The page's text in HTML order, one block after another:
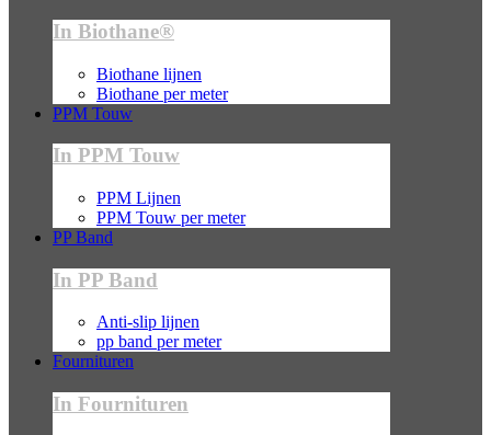
In Biothane®
Biothane lijnen
Biothane per meter
PPM Touw
In PPM Touw
PPM Lijnen
PPM Touw per meter
PP Band
In PP Band
Anti-slip lijnen
pp band per meter
Fournituren
In Fournituren